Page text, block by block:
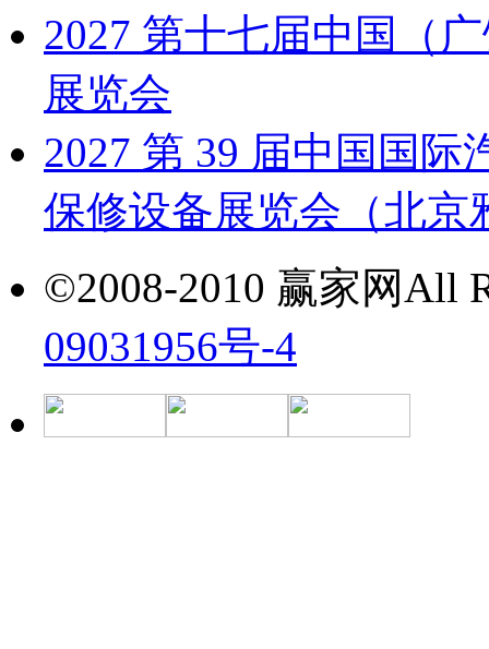
2027 第十七届中国（
展览会
2027 第 39 届中国国
保修设备展览会（北京
©2008-2010 赢家网All
09031956号-4